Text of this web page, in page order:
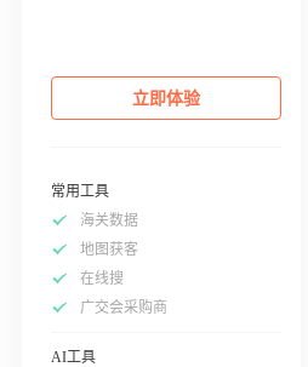
立即体验
常用工具
海关数据
地图获客
在线搜
广交会采购商
AI工具